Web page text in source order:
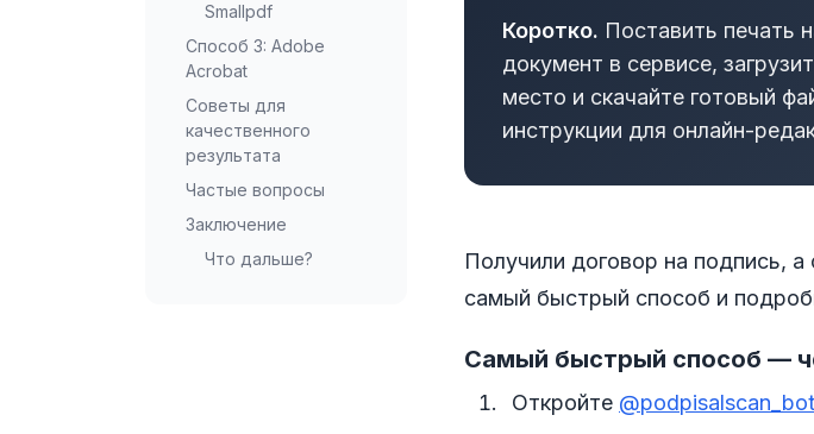
Smallpdf
Способ 3: Adobe
Acrobat
Советы для
качественного
результата
Частые вопросы
Заключение
Что дальше?
Коротко. Поставить печать
документ в сервисе,
место и скачайте готовый
инструкции для онлайн-
Получили договор на подпись,
самый быстрый способ и
Самый быстрый способ —
Откройте @podpisalscan_bot